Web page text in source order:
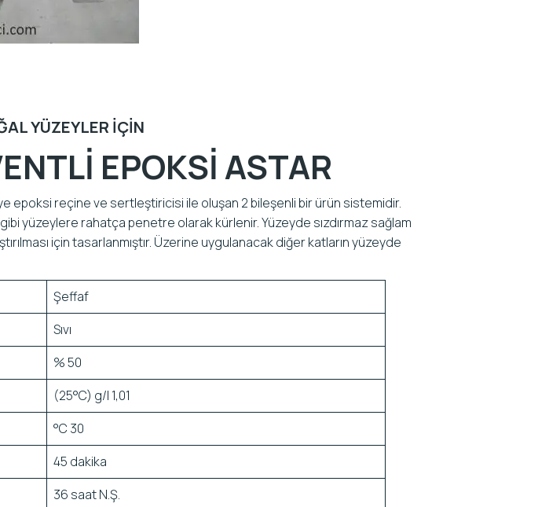
YÜZEYLER IÇIN
EPOKSİ ASTAR
epoksi reçine ve sertleştiricisi ile oluşan 2 bileşenli bir ürün sistemidir.
yüzeylere rahatça penetre olarak kürlenir. Yüzeyde sızdırmaz sağlam
için tasarlanmıştır. Üzerine uygulanacak diğer katların yüzeyde
Şeffaf
Sıvı
% 50
(25°C) g/l 1,01
°C 30
45 dakika
36 saat N.Ş.